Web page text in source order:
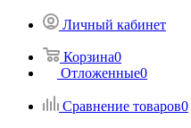
Личный кабинет
Корзина0
Отложенные0
Сравнение товаров0